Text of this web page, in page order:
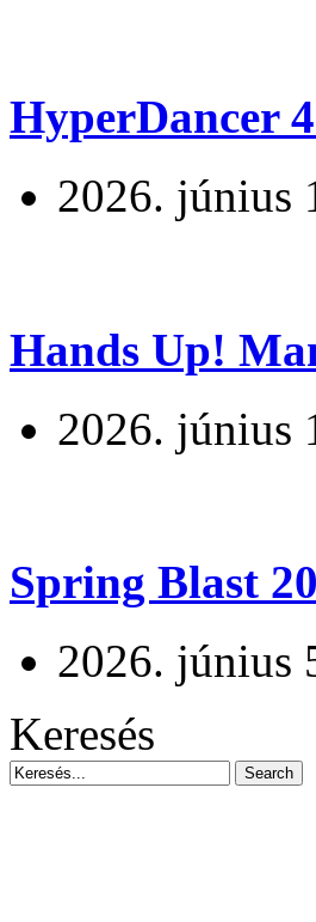
HyperDancer
2026. június
Hands Up!
2026. június
Spring Blast
2026. június
Keresés